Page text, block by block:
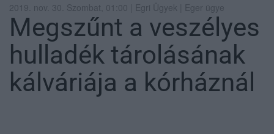
2019. nov. 30. Szombat, 01:00 | Egri Ügyek | Eger ügye
Megszűnt a veszélyes
hulladék tárolásának
kálváriája a kórháznál